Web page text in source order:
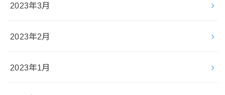
2023年3月
2023年2月
2023年1月